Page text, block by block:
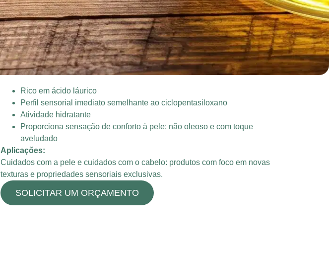
Rico em ácido láurico
Perfil sensorial imediato semelhante ao ciclopentasiloxano
Atividade hidratante
Proporciona sensação de conforto à pele: não oleoso e com toque
aveludado
Aplicações:
Cuidados com a pele e cuidados com o cabelo: produtos com foco em novas
texturas e propriedades sensoriais exclusivas.
SOLICITAR UM ORÇAMENTO